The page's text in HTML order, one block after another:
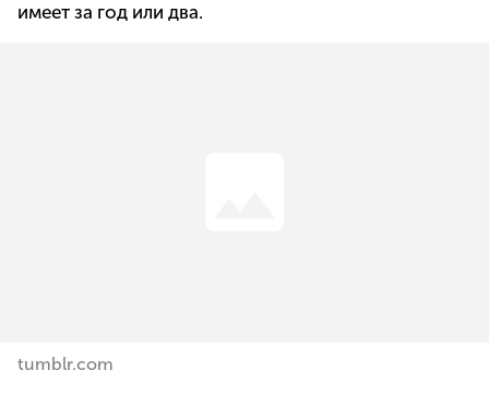
имеет за год или два.
tumblr.com